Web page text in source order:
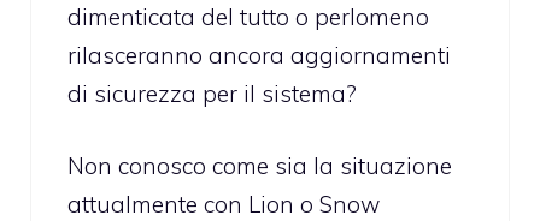
dimenticata del tutto o perlomeno
rilasceranno ancora aggiornamenti
di sicurezza per il sistema?
Non conosco come sia la situazione
attualmente con Lion o Snow